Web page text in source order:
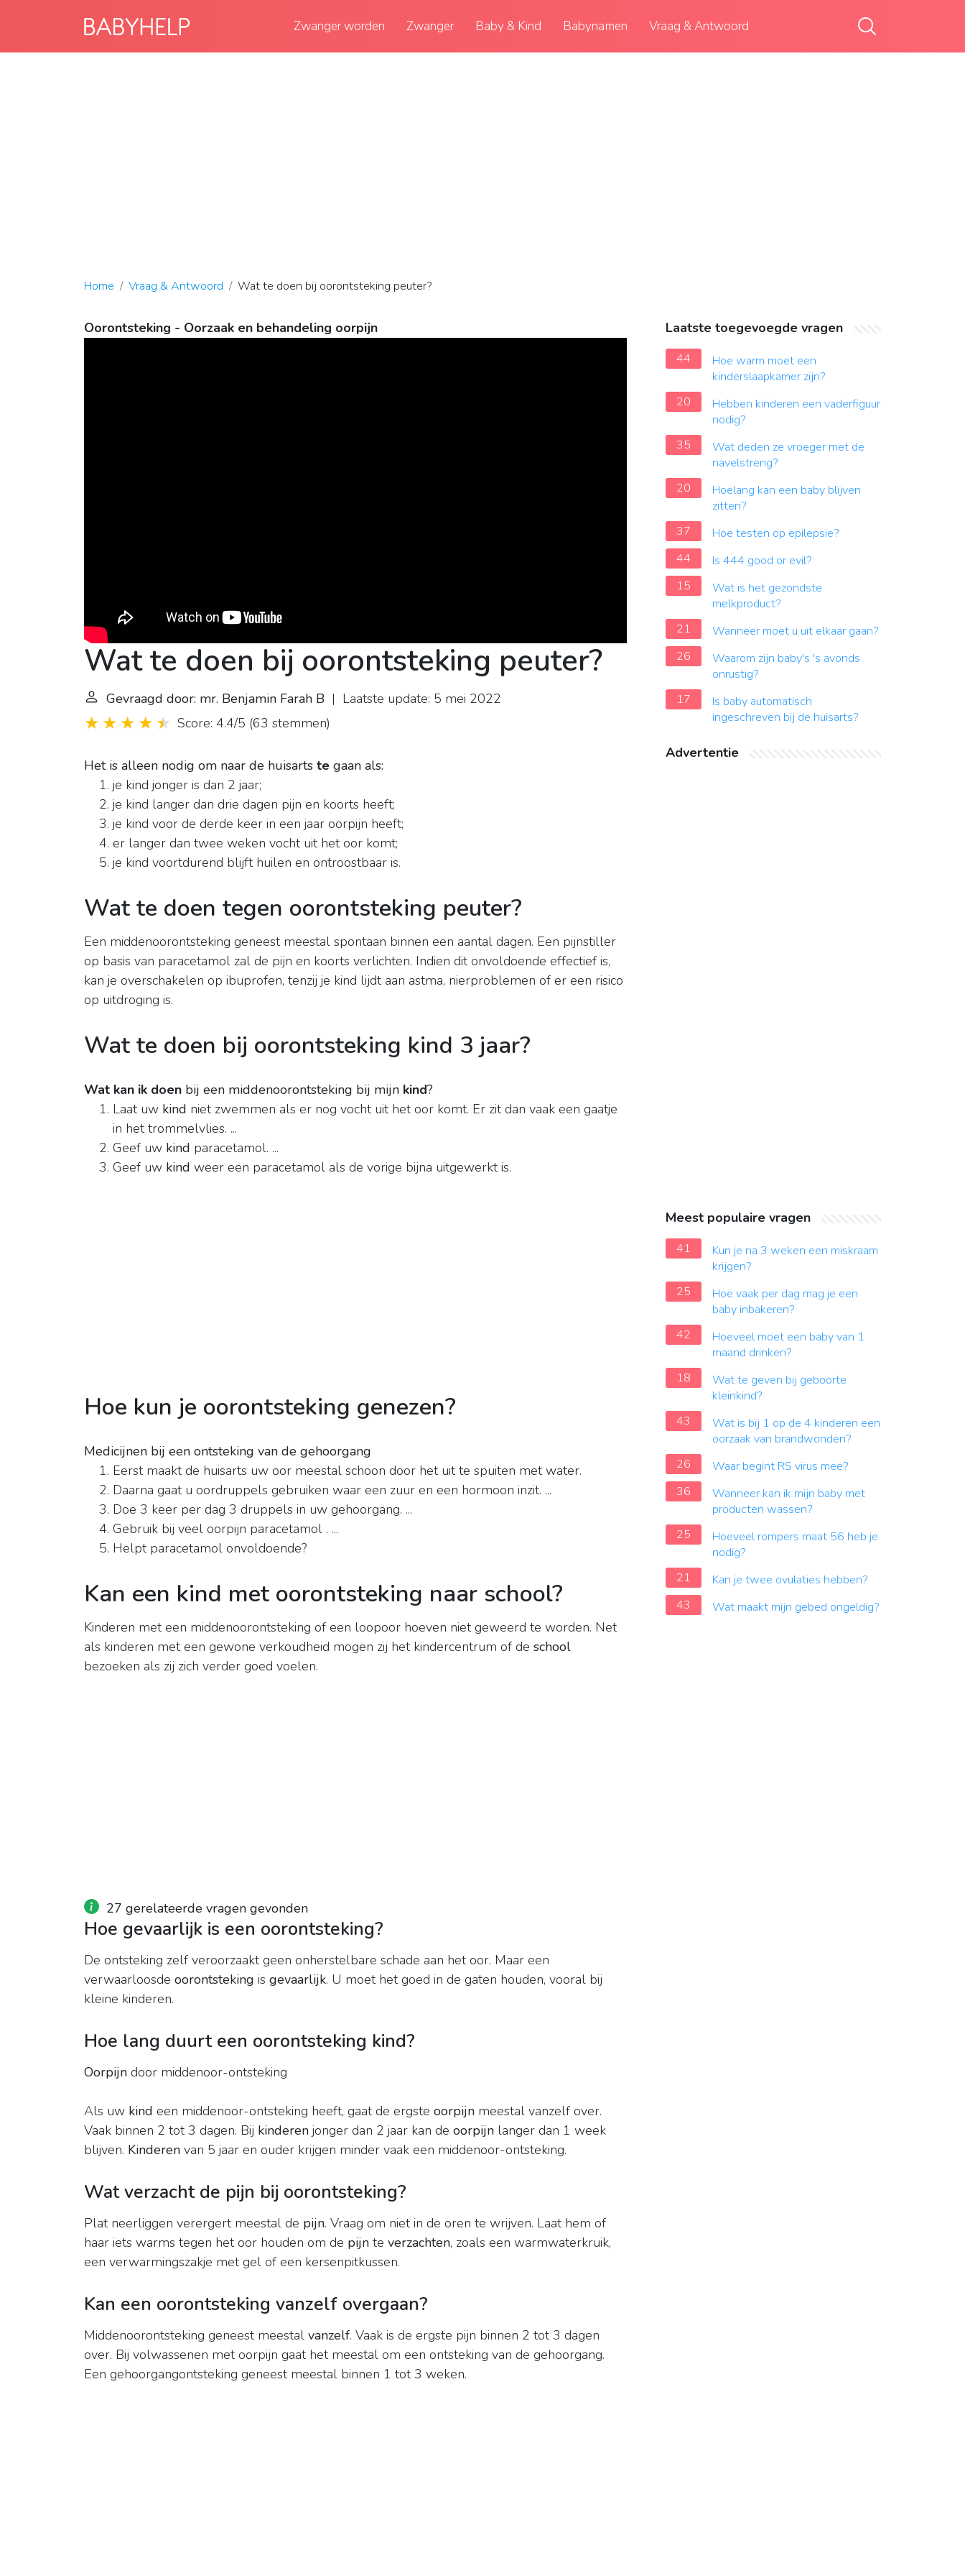
Zwanger worden Zwanger Baby & Kind Babynamen Vraag & Antwoord
Home Vraag & Antwoord Wat te doen bij oorontsteking peuter?
Oorontsteking - Oorzaak en behandeling oorpijn
Wat te doen bij oorontsteking peuter?
Gevraagd door: mr. Benjamin Farah B | Laatste update: 5 mei 2022
Score: 4.4/5 (63 stemmen)
Het is alleen nodig om naar de huisarts te gaan als:
je kind jonger is dan 2 jaar;
je kind langer dan drie dagen pijn en koorts heeft;
je kind voor de derde keer in een jaar oorpijn heeft;
er langer dan twee weken vocht uit het oor komt;
je kind voortdurend blijft huilen en ontroostbaar is.
Wat te doen tegen oorontsteking peuter?
Een middenoorontsteking geneest meestal spontaan binnen een aantal dagen. Een pijnstiller
op basis van paracetamol zal de pijn en koorts verlichten. Indien dit onvoldoende effectief is,
kan je overschakelen op ibuprofen, tenzij je kind lijdt aan astma, nierproblemen of er een risico
op uitdroging is.
Wat te doen bij oorontsteking kind 3 jaar?
Wat kan ik doen bij een middenoorontsteking bij mijn kind?
Laat uw kind niet zwemmen als er nog vocht uit het oor komt. Er zit dan vaak een gaatje
in het trommelvlies. ...
Geef uw kind paracetamol. ...
Geef uw kind weer een paracetamol als de vorige bijna uitgewerkt is.
Hoe kun je oorontsteking genezen?
Medicijnen bij een ontsteking van de gehoorgang
Eerst maakt de huisarts uw oor meestal schoon door het uit te spuiten met water.
Daarna gaat u oordruppels gebruiken waar een zuur en een hormoon inzit. ...
Doe 3 keer per dag 3 druppels in uw gehoorgang. ...
Gebruik bij veel oorpijn paracetamol . ...
Helpt paracetamol onvoldoende?
Kan een kind met oorontsteking naar school?
Kinderen met een middenoorontsteking of een loopoor hoeven niet geweerd te worden. Net
als kinderen met een gewone verkoudheid mogen zij het kindercentrum of de school
bezoeken als zij zich verder goed voelen.
27 gerelateerde vragen gevonden
Hoe gevaarlijk is een oorontsteking?
De ontsteking zelf veroorzaakt geen onherstelbare schade aan het oor. Maar een
verwaarloosde oorontsteking is gevaarlijk. U moet het goed in de gaten houden, vooral bij
kleine kinderen.
Hoe lang duurt een oorontsteking kind?
Oorpijn door middenoor-ontsteking
Als uw kind een middenoor-ontsteking heeft, gaat de ergste oorpijn meestal vanzelf over.
Vaak binnen 2 tot 3 dagen. Bij kinderen jonger dan 2 jaar kan de oorpijn langer dan 1 week
blijven. Kinderen van 5 jaar en ouder krijgen minder vaak een middenoor-ontsteking.
Wat verzacht de pijn bij oorontsteking?
Plat neerliggen verergert meestal de pijn. Vraag om niet in de oren te wrijven. Laat hem of
haar iets warms tegen het oor houden om de pijn te verzachten, zoals een warmwaterkruik,
een verwarmingszakje met gel of een kersenpitkussen.
Kan een oorontsteking vanzelf overgaan?
Middenoorontsteking geneest meestal vanzelf. Vaak is de ergste pijn binnen 2 tot 3 dagen
over. Bij volwassenen met oorpijn gaat het meestal om een ontsteking van de gehoorgang.
Een gehoorgangontsteking geneest meestal binnen 1 tot 3 weken.
Laatste toegevoegde vragen
44
Hoe warm moet een
kinderslaapkamer zijn?
20
Hebben kinderen een vaderfiguur
nodig?
35
Wat deden ze vroeger met de
navelstreng?
20
Hoelang kan een baby blijven
zitten?
37
Hoe testen op epilepsie?
44
Is 444 good or evil?
15
Wat is het gezondste
melkproduct?
21
Wanneer moet u uit elkaar gaan?
26
Waarom zijn baby's 's avonds
onrustig?
17
Is baby automatisch
ingeschreven bij de huisarts?
Advertentie
Meest populaire vragen
41
Kun je na 3 weken een miskraam
krijgen?
25
Hoe vaak per dag mag je een
baby inbakeren?
42
Hoeveel moet een baby van 1
maand drinken?
18
Wat te geven bij geboorte
kleinkind?
43
Wat is bij 1 op de 4 kinderen een
oorzaak van brandwonden?
26
Waar begint RS virus mee?
36
Wanneer kan ik mijn baby met
producten wassen?
25
Hoeveel rompers maat 56 heb je
nodig?
21
Kan je twee ovulaties hebben?
43
Wat maakt mijn gebed ongeldig?